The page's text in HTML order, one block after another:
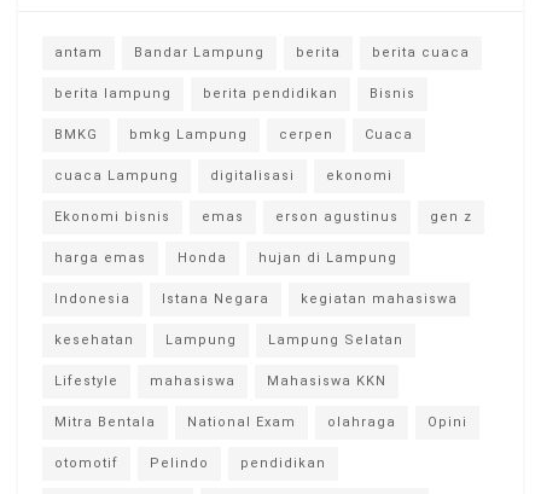
antam Bandar Lampung berita berita cuaca
berita lampung berita pendidikan Bisnis
BMKG bmkg Lampung cerpen Cuaca
cuaca Lampung digitalisasi ekonomi
Ekonomi bisnis emas erson agustinus gen z
harga emas Honda hujan di Lampung
Indonesia Istana Negara kegiatan mahasiswa
kesehatan Lampung Lampung Selatan
Lifestyle mahasiswa Mahasiswa KKN
Mitra Bentala National Exam olahraga Opini
otomotif Pelindo pendidikan